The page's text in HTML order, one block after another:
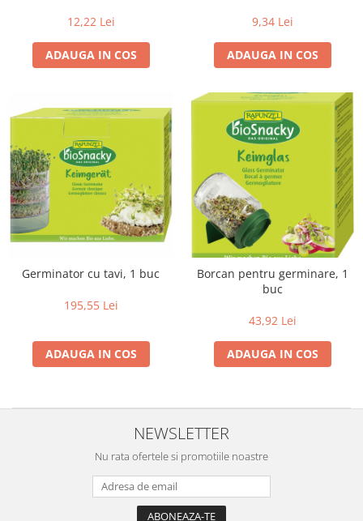
12,22 Lei
ADAUGA IN COS
9,34 Lei
ADAUGA IN COS
Germinator cu tavi, 1 buc
195,55 Lei
ADAUGA IN COS
Borcan pentru germinare, 1
buc
43,92 Lei
ADAUGA IN COS
NEWSLETTER
Nu rata ofertele si promotiile noastre